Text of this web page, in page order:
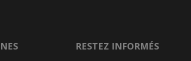
RESTEZ INFORMÉS